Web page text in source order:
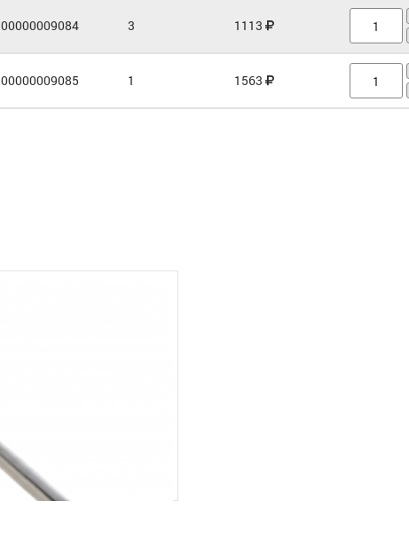
00000009084 3 1113
00000009085 1 1563